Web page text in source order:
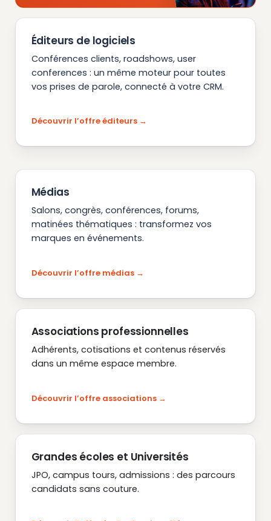
Éditeurs de logiciels
Conférences clients, roadshows, user
conferences : un même moteur pour toutes
vos prises de parole, connecté à votre CRM.
Découvrir l’offre éditeurs
Médias
Salons, congrès, conférences, forums,
matinées thématiques : transformez vos
marques en événements.
Découvrir l’offre médias
Associations professionnelles
Adhérents, cotisations et contenus réservés
dans un même espace membre.
Découvrir l’offre associations
Grandes écoles et Universités
JPO, campus tours, admissions : des parcours
candidats sans couture.